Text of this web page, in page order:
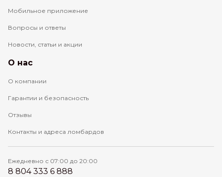
Мобильное приложение
Вопросы и ответы
Новости, статьи и акции
О нас
О компании
Гарантии и безопасность
Отзывы
Контакты и адреса ломбардов
Ежедневно с 07:00 до 20:00
8 804 333 6 888